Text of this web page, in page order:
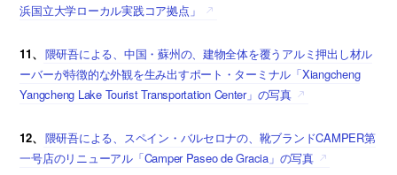
浜国立大学ローカル実践コア拠点」
11、
隈研吾による、中国・蘇州の、建物全体を覆うアルミ押出し材ル
ーバーが特徴的な外観を生み出すポート・ターミナル「Xiangcheng
Yangcheng Lake Tourist Transportation Center」の写真
12、
隈研吾による、スペイン・バルセロナの、靴ブランドCAMPER第
一号店のリニューアル「Camper Paseo de Gracia」の写真